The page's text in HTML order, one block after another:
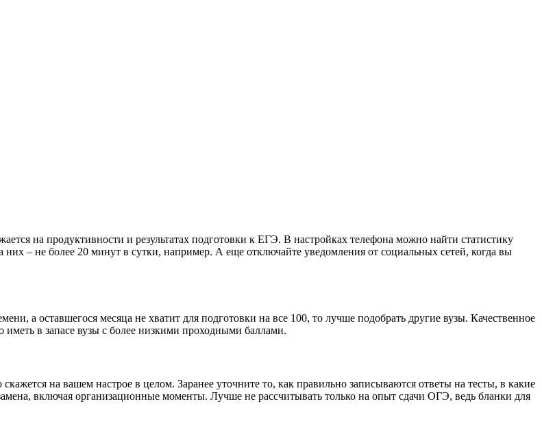
на продуктивности и результатах подготовки к ЕГЭ. В настройках телефона можно найти статистику
– не более 20 минут в сутки, например. А еще отключайте уведомления от социальных сетей, когда вы
а оставшегося месяца не хватит для подготовки на все 100, то лучше подобрать другие вузы. Качественное
в запасе вузы с более низкими проходными баллами.
на вашем настрое в целом. Заранее уточните то, как правильно записываются ответы на тесты, в какие
включая организационные моменты. Лучше не рассчитывать только на опыт сдачи ОГЭ, ведь бланки для